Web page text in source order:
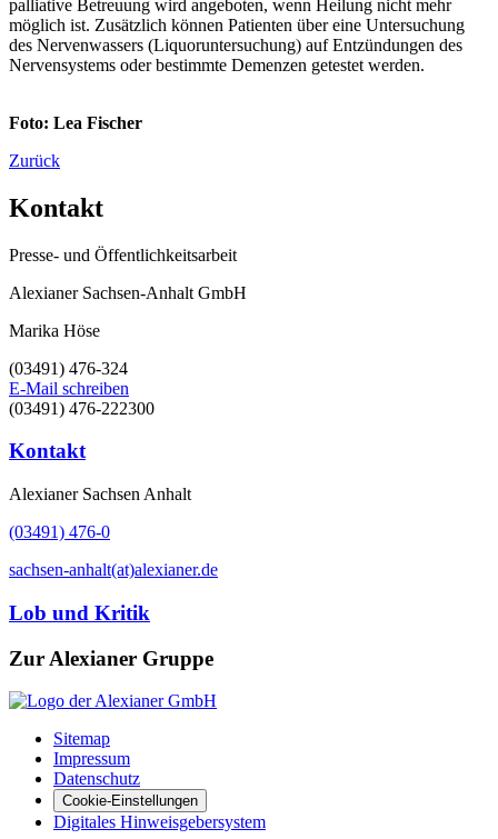
palliative Betreuung wird angeboten, wenn Heilung nicht mehr
möglich ist. Zusätzlich können Patienten über eine Untersuchung
des Nervenwassers (Liquoruntersuchung) auf Entzündungen des
Nervensystems oder bestimmte Demenzen getestet werden.
Foto: Lea Fischer
Zurück
Kontakt
Presse- und Öffentlichkeitsarbeit
Alexianer Sachsen-Anhalt GmbH
Marika Höse
(03491) 476-324
E-Mail schreiben
(03491) 476-222300
Kontakt
Alexianer Sachsen Anhalt
(03491) 476-0
sachsen-anhalt(at)alexianer.de
Lob und Kritik
Zur Alexianer Gruppe
Sitemap
Impressum
Datenschutz
Cookie-Einstellungen
Digitales Hinweisgebersystem